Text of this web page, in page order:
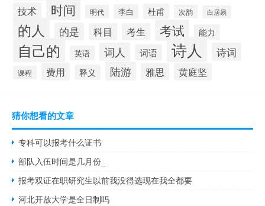
技术 时间 明代 李白 杜甫 次韵 白居易
的人 的是 科目 考生 考试 能力
自己的 英语 词人 词语 诗人 诗词
课程 费用 释义 陆游 雅思 黄庭坚
猜你想看的文章
专科可以报考什么证书
部队入伍时间是几月份_
报考双证在职研究生以前我没得选现在我全都要
河北开放大学是全日制吗